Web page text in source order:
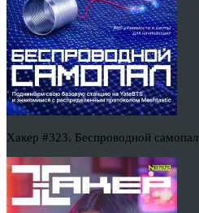
Хакер #323. Беспроводной самопал